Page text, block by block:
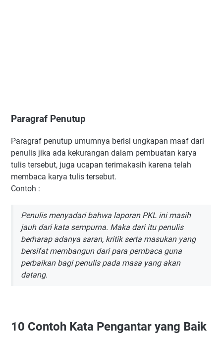
Paragraf Penutup
Paragraf penutup umumnya berisi ungkapan maaf dari
penulis jika ada kekurangan dalam pembuatan karya
tulis tersebut, juga ucapan terimakasih karena telah
membaca karya tulis tersebut.
Contoh :
Penulis menyadari bahwa laporan PKL ini masih
jauh dari kata sempurna. Maka dari itu penulis
berharap adanya saran, kritik serta masukan yang
bersifat membangun dari para pembaca guna
perbaikan bagi penulis pada masa yang akan
datang.
10 Contoh Kata Pengantar yang Baik